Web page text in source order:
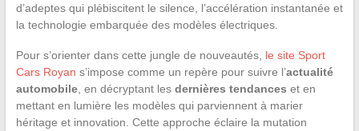
d’adeptes qui plébiscitent le silence, l’accélération instantanée et
la technologie embarquée des modèles électriques.
Pour s’orienter dans cette jungle de nouveautés, le site Sport
Cars Royan s’impose comme un repère pour suivre l’actualité
automobile, en décryptant les dernières tendances et en
mettant en lumière les modèles qui parviennent à marier
héritage et innovation. Cette approche éclaire la mutation